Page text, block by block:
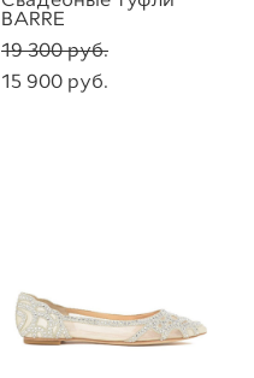
BARRE
19 300 pуб.
15 900 pуб.